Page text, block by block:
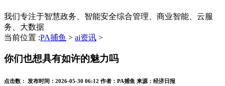
我们专注于智慧政务、智能安全综合管理、商业智能、云服
务、大数据
当前位置 :PA捕鱼 > ai资讯 >
你们也想具有如许的魅力吗
点击数： 发布时间： 2026-05-30 06:12 作者： PA捕鱼 来源： 经济日报